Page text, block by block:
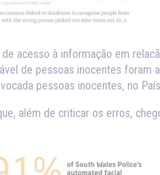
acesso à informação em
de pessoas inocentes foram
pessoas inocentes, no
além de criticar os erros,